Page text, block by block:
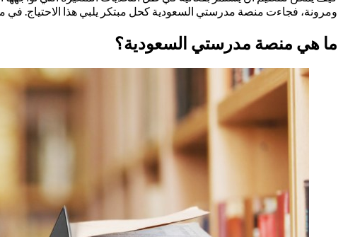
ومرونة، فجاءت منصة مدرستي السعودية كحل مبتكر يلبي هذا الاحتياج. في
ما هي منصة مدرستي السعودية؟